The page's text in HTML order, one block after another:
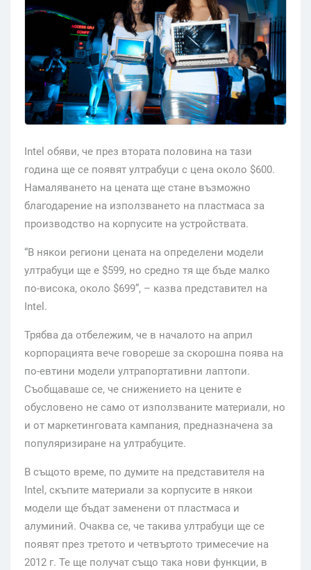
Intel обяви, че през втората половина на тази
година ще се появят ултрабуци с цена около $600.
Намаляването на цената ще стане възможно
благодарение на използването на пластмаса за
производство на корпусите на устройствата.
“В някои региони цената на определени модели
ултрабуци ще е $599, но средно тя ще бъде малко
по-висока, около $699”, – казва представител на
Intel.
Трябва да отбележим, че в началото на април
корпорацията вече говореше за скорошна поява на
по-евтини модели ултрапортативни лаптопи.
Съобщаваше се, че снижението на цените е
обусловено не само от използваните материали, но
и от маркетинговата кампания, предназначена за
популяризиране на ултрабуците.
В същото време, по думите на представителя на
Intel, скъпите материали за корпусите в някои
модели ще бъдат заменени от пластмаса и
алуминий. Очаква се, че такива ултрабуци ще се
появят през третото и четвъртото тримесечие на
2012 г. Те ще получат също така нови функции, в